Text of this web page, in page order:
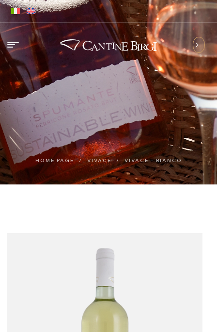
HOME PAGE / VIVACE / VIVACE – BIANCO